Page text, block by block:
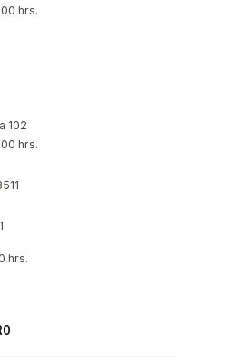
hrs.
102
hrs.
hrs.